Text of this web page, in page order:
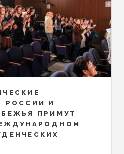
РОССИИ И
ПРИМУТ